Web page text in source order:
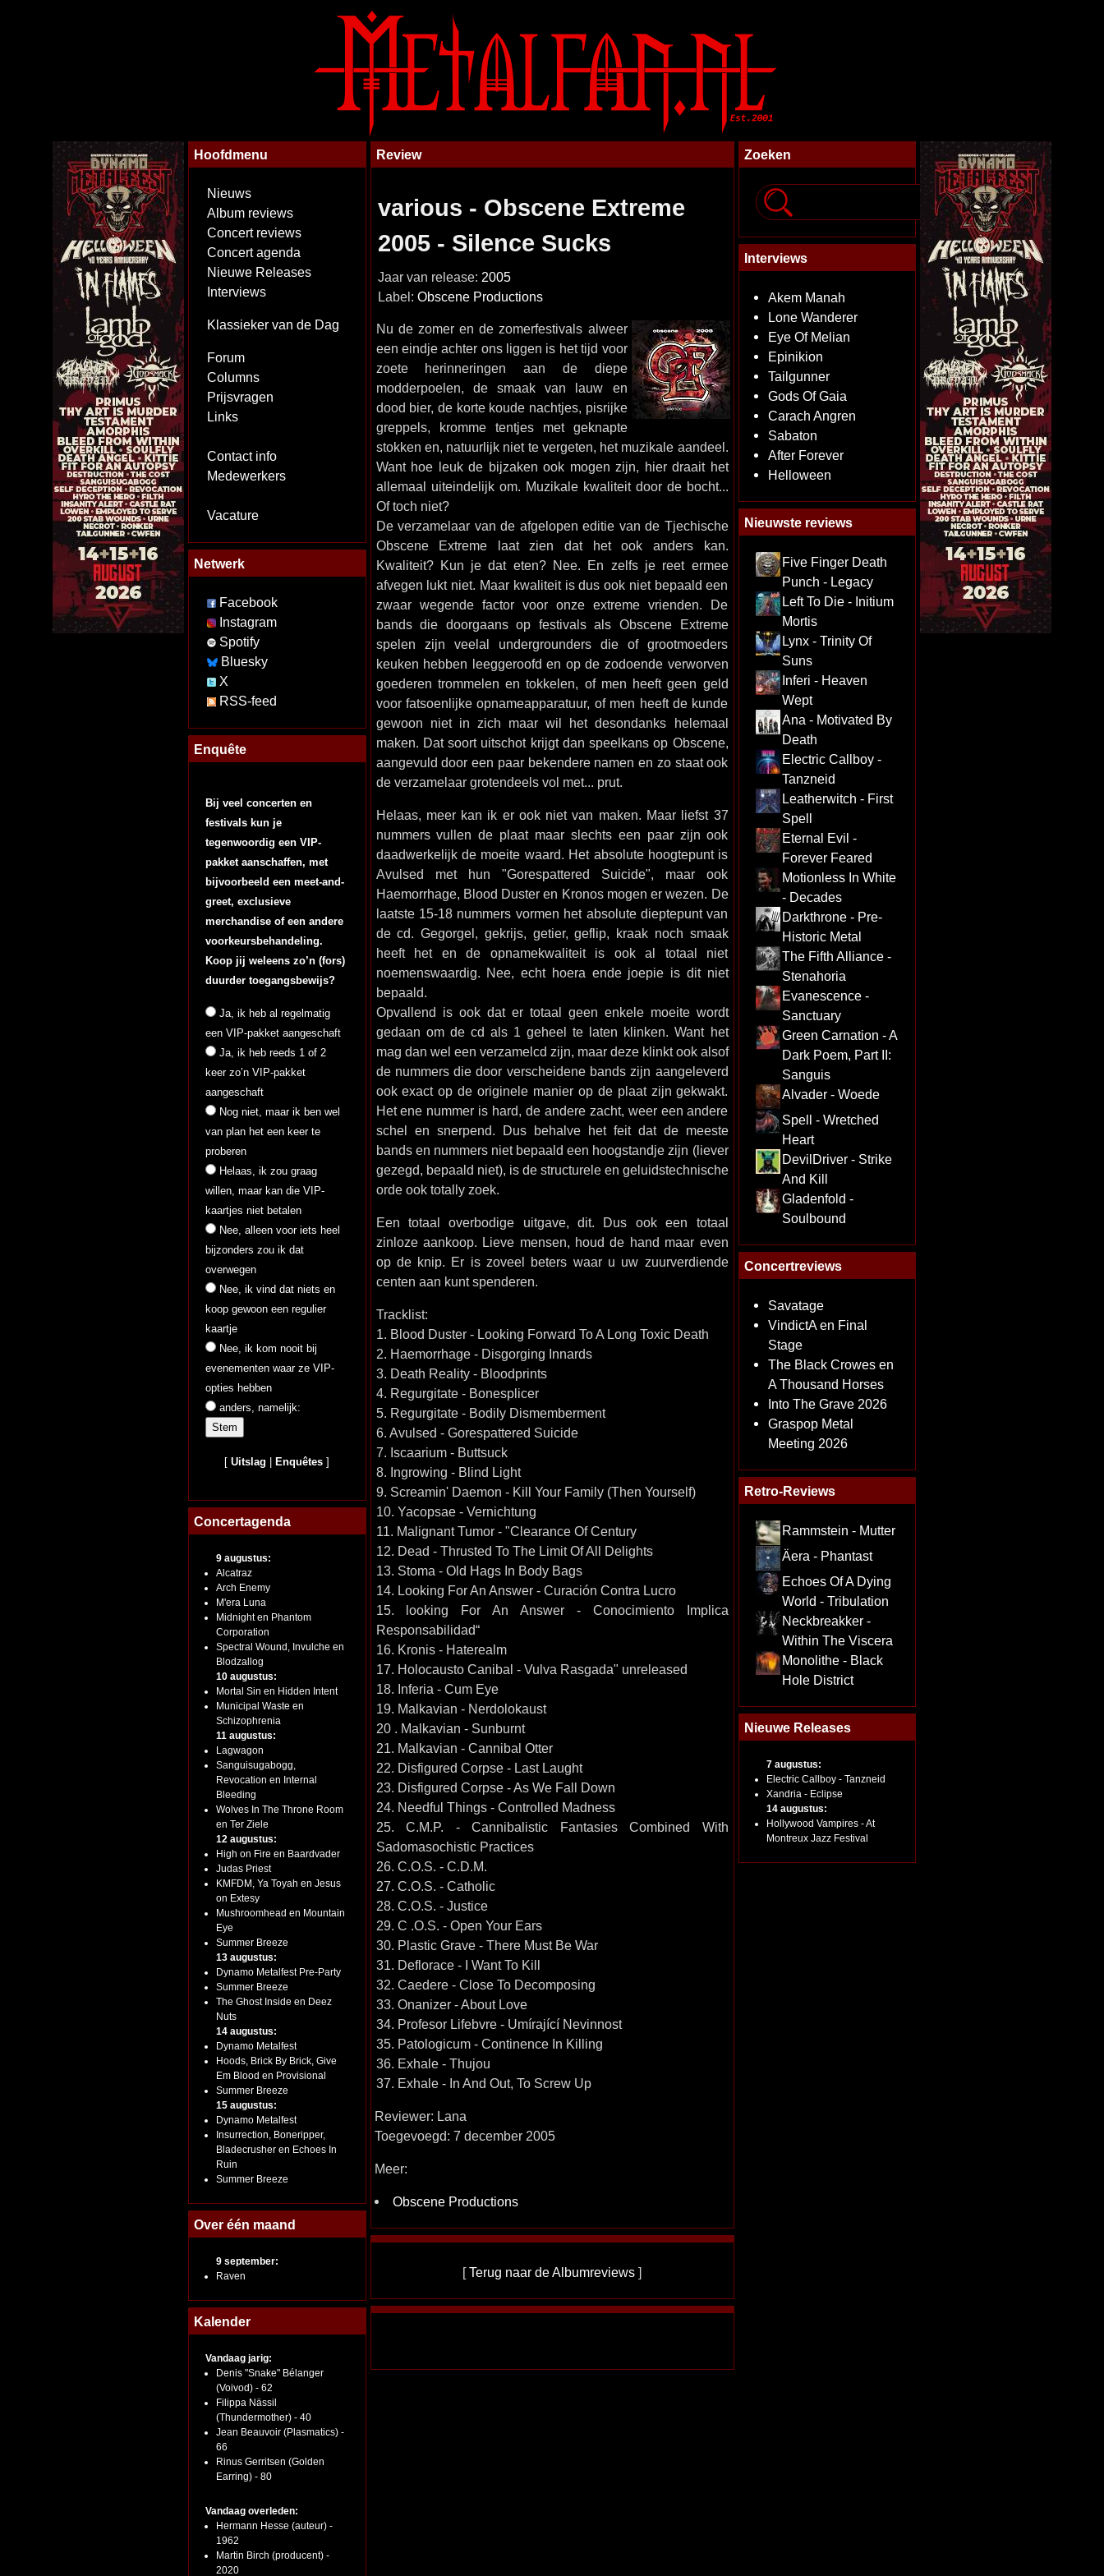
Hoofdmenu
Nieuws
Album reviews
Concert reviews
Concert agenda
Nieuwe Releases
Interviews
Klassieker van de Dag
Forum
Columns
Prijsvragen
Links
Contact info
Medewerkers
Vacature
Netwerk
Facebook
Instagram
Spotify
Bluesky
X
RSS-feed
Enquête
Bij veel concerten en
festivals kun je
tegenwoordig een VIP-
pakket aanschaffen, met
bijvoorbeeld een meet-and-
greet, exclusieve
merchandise of een andere
voorkeursbehandeling.
Koop jij weleens zo’n (fors)
duurder toegangsbewijs?
Ja, ik heb al regelmatig
een VIP-pakket aangeschaft
Ja, ik heb reeds 1 of 2
keer zo’n VIP-pakket
aangeschaft
Nog niet, maar ik ben wel
van plan het een keer te
proberen
Helaas, ik zou graag
willen, maar kan die VIP-
kaartjes niet betalen
Nee, alleen voor iets heel
bijzonders zou ik dat
overwegen
Nee, ik vind dat niets en
koop gewoon een regulier
kaartje
Nee, ik kom nooit bij
evenementen waar ze VIP-
opties hebben
anders, namelijk:
[Uitslag Enquêtes ]
Concertagenda
9 augustus:
Alcatraz
Arch Enemy
M'era Luna
Midnight en Phantom
Corporation
Spectral Wound, Invulche en
Blodzallog
10 augustus:
Mortal Sin en Hidden Intent
Municipal Waste en
Schizophrenia
11 augustus:
Lagwagon
Sanguisugabogg,
Revocation en Internal
Bleeding
Wolves In The Throne Room
en Ter Ziele
12 augustus:
High on Fire en Baardvader
Judas Priest
KMFDM, Ya Toyah en Jesus
on Extesy
Mushroomhead en Mountain
Eye
Summer Breeze
13 augustus:
Dynamo Metalfest Pre-Party
Summer Breeze
The Ghost Inside en Deez
Nuts
14 augustus:
Dynamo Metalfest
Hoods, Brick By Brick, Give
Em Blood en Provisional
Summer Breeze
15 augustus:
Dynamo Metalfest
Insurrection, Boneripper,
Bladecrusher en Echoes In
Ruin
Summer Breeze
Over één maand
9 september:
Raven
Kalender
Vandaag jarig:
Denis "Snake" Bélanger
(Voivod) - 62
Filippa Nässil
(Thundermother) - 40
Jean Beauvoir (Plasmatics) -
66
Rinus Gerritsen (Golden
Earring) - 80
Vandaag overleden:
Hermann Hesse (auteur) -
1962
Martin Birch (producent) -
2020
Review
various - Obscene Extreme
2005 - Silence Sucks
Jaar van release: 2005
Label: Obscene Productions
Nu de zomer en de zomerfestivals alweer
een eindje achter ons liggen is het tijd voor
zoete herinneringen aan de diepe
modderpoelen, de smaak van lauw en
dood bier, de korte koude nachtjes, pisrijke
greppels, kromme tentjes met geknapte
stokken en, natuurlijk niet te vergeten, het muzikale aandeel.
Want hoe leuk de bijzaken ook mogen zijn, hier draait het
allemaal uiteindelijk om. Muzikale kwaliteit door de bocht...
Of toch niet?
De verzamelaar van de afgelopen editie van de Tjechische
Obscene Extreme laat zien dat het ook anders kan.
Kwaliteit? Kun je dat eten? Nee. En zelfs je reet ermee
afvegen lukt niet. Maar kwaliteit is dus ook niet bepaald een
zwaar wegende factor voor onze extreme vrienden. De
bands die doorgaans op festivals als Obscene Extreme
spelen zijn veelal undergrounders die of grootmoeders
keuken hebben leeggeroofd en op de zodoende verworven
goederen trommelen en tokkelen, of men heeft geen geld
voor fatsoenlijke opnameapparatuur, of men heeft de kunde
gewoon niet in zich maar wil het desondanks helemaal
maken. Dat soort uitschot krijgt dan speelkans op Obscene,
aangevuld door een paar bekendere namen en zo staat ook
de verzamelaar grotendeels vol met... prut.
Helaas, meer kan ik er ook niet van maken. Maar liefst 37
nummers vullen de plaat maar slechts een paar zijn ook
daadwerkelijk de moeite waard. Het absolute hoogtepunt is
Avulsed met hun "Gorespattered Suicide", maar ook
Haemorrhage, Blood Duster en Kronos mogen er wezen. De
laatste 15-18 nummers vormen het absolute dieptepunt van
de cd. Gegorgel, gekrijs, getier, geflip, kraak noch smaak
heeft het en de opnamekwaliteit is ook al totaal niet
noemenswaardig. Nee, echt hoera ende joepie is dit niet
bepaald.
Opvallend is ook dat er totaal geen enkele moeite wordt
gedaan om de cd als 1 geheel te laten klinken. Want het
mag dan wel een verzamelcd zijn, maar deze klinkt ook alsof
de nummers die door verscheidene bands zijn aangeleverd
ook exact op de originele manier op de plaat zijn gekwakt.
Het ene nummer is hard, de andere zacht, weer een andere
schel en snerpend. Dus behalve het feit dat de meeste
bands en nummers niet bepaald een hoogstandje zijn (liever
gezegd, bepaald niet), is de structurele en geluidstechnische
orde ook totally zoek.
Een totaal overbodige uitgave, dit. Dus ook een totaal
zinloze aankoop. Lieve mensen, houd de hand maar even
op de knip. Er is zoveel beters waar u uw zuurverdiende
centen aan kunt spenderen.
Tracklist:
1. Blood Duster - Looking Forward To A Long Toxic Death
2. Haemorrhage - Disgorging Innards
3. Death Reality - Bloodprints
4. Regurgitate - Bonesplicer
5. Regurgitate - Bodily Dismemberment
6. Avulsed - Gorespattered Suicide
7. Iscaarium - Buttsuck
8. Ingrowing - Blind Light
9. Screamin' Daemon - Kill Your Family (Then Yourself)
10. Yacopsae - Vernichtung
11. Malignant Tumor - "Clearance Of Century
12. Dead - Thrusted To The Limit Of All Delights
13. Stoma - Old Hags In Body Bags
14. Looking For An Answer - Curación Contra Lucro
15. looking For An Answer - Conocimiento Implica
Responsabilidad“
16. Kronis - Haterealm
17. Holocausto Canibal - Vulva Rasgada" unreleased
18. Inferia - Cum Eye
19. Malkavian - Nerdolokaust
20 . Malkavian - Sunburnt
21. Malkavian - Cannibal Otter
22. Disfigured Corpse - Last Laught
23. Disfigured Corpse - As We Fall Down
24. Needful Things - Controlled Madness
25. C.M.P. - Cannibalistic Fantasies Combined With
Sadomasochistic Practices
26. C.O.S. - C.D.M.
27. C.O.S. - Catholic
28. C.O.S. - Justice
29. C .O.S. - Open Your Ears
30. Plastic Grave - There Must Be War
31. Deflorace - I Want To Kill
32. Caedere - Close To Decomposing
33. Onanizer - About Love
34. Profesor Lifebvre - Umírající Nevinnost
35. Patologicum - Continence In Killing
36. Exhale - Thujou
37. Exhale - In And Out, To Screw Up
Reviewer: Lana
Toegevoegd: 7 december 2005
Meer:
Obscene Productions
[Terug naar de Albumreviews ]
Zoeken
Interviews
Akem Manah
Lone Wanderer
Eye Of Melian
Epinikion
Tailgunner
Gods Of Gaia
Carach Angren
Sabaton
After Forever
Helloween
Nieuwste reviews
Five Finger Death
Punch - Legacy
Left To Die - Initium
Mortis
Lynx - Trinity Of
Suns
Inferi - Heaven
Wept
Ana - Motivated By
Death
Electric Callboy -
Tanzneid
Leatherwitch - First
Spell
Eternal Evil -
Forever Feared
Motionless In White
- Decades
Darkthrone - Pre-
Historic Metal
The Fifth Alliance -
Stenahoria
Evanescence -
Sanctuary
Green Carnation - A
Dark Poem, Part II:
Sanguis
Alvader - Woede
Spell - Wretched
Heart
DevilDriver - Strike
And Kill
Gladenfold -
Soulbound
Concertreviews
Savatage
VindictA en Final
Stage
The Black Crowes en
A Thousand Horses
Into The Grave 2026
Graspop Metal
Meeting 2026
Retro-Reviews
Rammstein - Mutter
Äera - Phantast
Echoes Of A Dying
World - Tribulation
Neckbreakker -
Within The Viscera
Monolithe - Black
Hole District
Nieuwe Releases
7 augustus:
Electric Callboy - Tanzneid
Xandria - Eclipse
14 augustus:
Hollywood Vampires - At
Montreux Jazz Festival